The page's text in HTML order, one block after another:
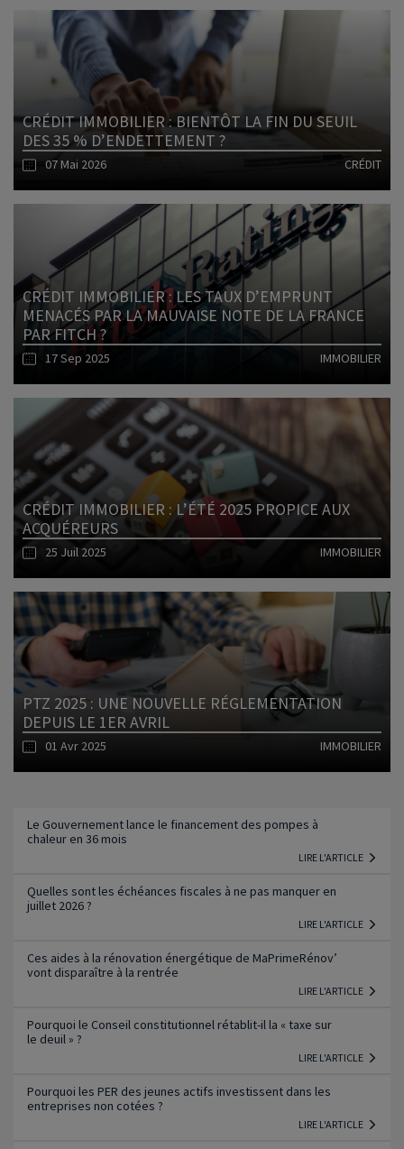
CRÉDIT IMMOBILIER : BIENTÔT LA FIN DU SEUIL
DES 35 % D’ENDETTEMENT ?
07 Mai 2026 CRÉDIT
Lire l'article
CRÉDIT IMMOBILIER : LES TAUX D’EMPRUNT
MENACÉS PAR LA MAUVAISE NOTE DE LA FRANCE
PAR FITCH ?
17 Sep 2025 IMMOBILIER
Lire l'article
CRÉDIT IMMOBILIER : L’ÉTÉ 2025 PROPICE AUX
ACQUÉREURS
25 Juil 2025 IMMOBILIER
Lire l'article
PTZ 2025 : UNE NOUVELLE RÉGLEMENTATION
DEPUIS LE 1ER AVRIL
01 Avr 2025 IMMOBILIER
Le Gouvernement lance le financement des pompes à
chaleur en 36 mois
LIRE L'ARTICLE
Quelles sont les échéances fiscales à ne pas manquer en
juillet 2026 ?
LIRE L'ARTICLE
Ces aides à la rénovation énergétique de MaPrimeRénov’
vont disparaître à la rentrée
LIRE L'ARTICLE
Pourquoi le Conseil constitutionnel rétablit-il la « taxe sur
le deuil » ?
LIRE L'ARTICLE
Pourquoi les PER des jeunes actifs investissent dans les
entreprises non cotées ?
LIRE L'ARTICLE